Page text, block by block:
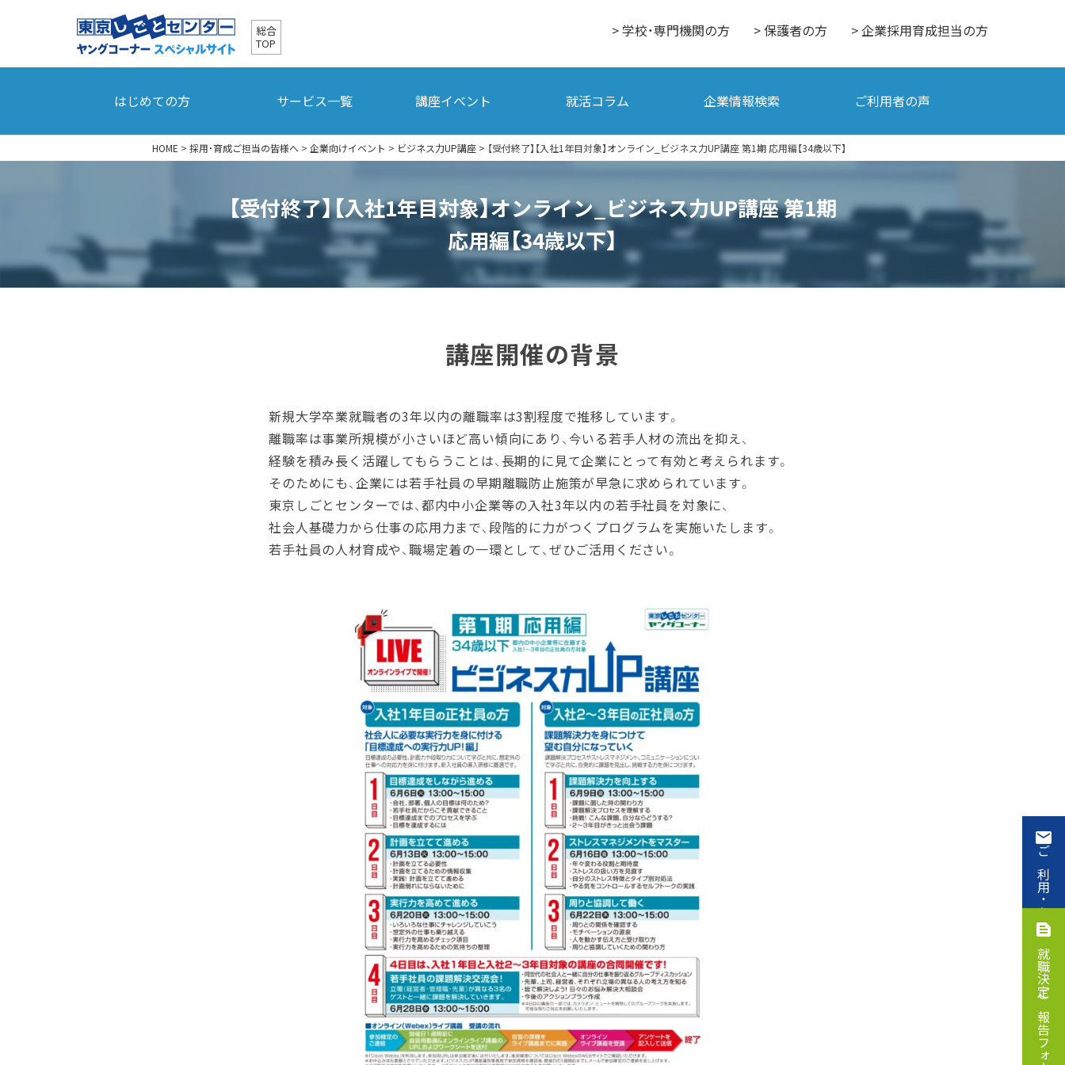
総合
TOP
> 学校・専門機関の方 > 保護者の方 > 企業採用育成担当の方
はじめての方 サービス一覧 講座イベント 就活コラム 企業情報検索 ご利用者の声
HOME > 採用・育成ご担当の皆様へ > 企業向けイベント > ビジネス力UP講座 > 【受付終了】【入社1年目対象】オンライン_ビジネス力UP講座 第1期 応用編【34歳以下】
【受付終了】【入社1年目対象】オンライン_ビジネス力UP講座 第1期
応用編【34歳以下】
講座開催の背景
新規大学卒業就職者の3年以内の離職率は3割程度で推移しています。
離職率は事業所規模が小さいほど高い傾向にあり、今いる若手人材の流出を抑え、
経験を積み長く活躍してもらうことは、長期的に見て企業にとって有効と考えられます。
そのためにも、企業には若手社員の早期離職防止施策が早急に求められています。
東京しごとセンターでは、都内中小企業等の入社3年以内の若手社員を対象に、
社会人基礎力から仕事の応用力まで、段階的に力がつくプログラムを実施いたします。
若手社員の人材育成や、職場定着の一環として、ぜひご活用ください。
ご利用・お申込み
就職決定ご報告フォーム